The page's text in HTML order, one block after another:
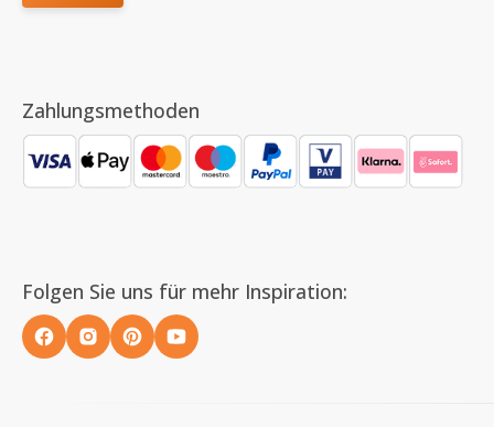
Zahlungsmethoden
Folgen Sie uns für mehr Inspiration: